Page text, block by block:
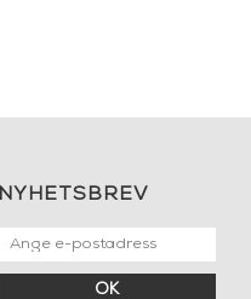
NYHETSBREV
OK